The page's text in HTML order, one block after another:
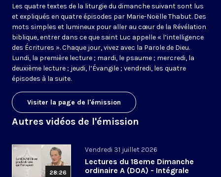
Les quatre textes de la liturgie du dimanche suivant sont lus
et expliqués en quatre épisodes par Marie-Noëlle Thabut. Des
mots simples et lumineux pour aller au cœur de la Révélation
biblique, entrer dans ce que saint Luc appelle « l’intelligence
des Écritures ». Chaque jour, vivez avec la Parole de Dieu.
Lundi, la première lecture ; mardi, le psaume ; mercredi, la
deuxième lecture ; jeudi, l’Évangile ; vendredi, les quatre
épisodes à la suite.
Visiter la page de l'émission
Autres vidéos de l'émission
28:26
Vendredi 31 juillet 2026
Lectures du 18eme Dimanche
ordinaire A (DOA) - Intégrale